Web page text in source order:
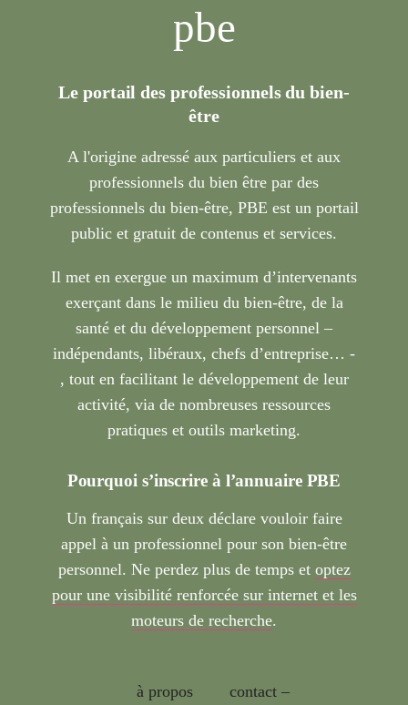
pbe
Le portail des professionnels du bien-
être
A l'origine adressé aux particuliers et aux
professionnels du bien être par des
professionnels du bien-être, PBE est un portail
public et gratuit de contenus et services.
Il met en exergue un maximum d’intervenants
exerçant dans le milieu du bien-être, de la
santé et du développement personnel –
indépendants, libéraux, chefs d’entreprise… -
, tout en facilitant le développement de leur
activité, via de nombreuses ressources
pratiques et outils marketing.
Pourquoi s’inscrire à l’annuaire PBE
Un français sur deux déclare vouloir faire
appel à un professionnel pour son bien-être
personnel. Ne perdez plus de temps et optez
pour une visibilité renforcée sur internet et les
moteurs de recherche.
à propos contact –